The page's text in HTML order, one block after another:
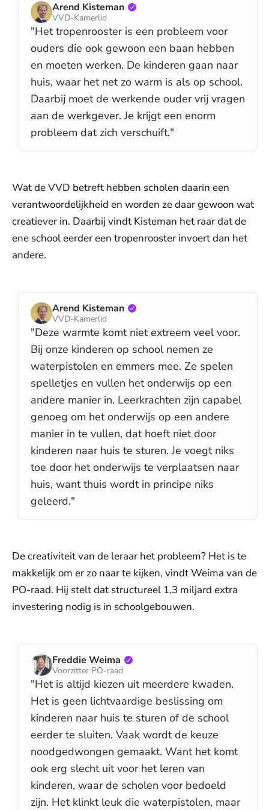
Arend Kisteman
VVD-Kamerlid
"Het tropenrooster is een probleem voor
ouders die ook gewoon een baan hebben
en moeten werken. De kinderen gaan naar
huis, waar het net zo warm is als op school.
Daarbij moet de werkende ouder vrij vragen
aan de werkgever. Je krijgt een enorm
probleem dat zich verschuift."
Wat de VVD betreft hebben scholen daarin een
verantwoordelijkheid en worden ze daar gewoon wat
creatiever in. Daarbij vindt Kisteman het raar dat de
ene school eerder een tropenrooster invoert dan het
andere.
Arend Kisteman
VVD-Kamerlid
"Deze warmte komt niet extreem veel voor.
Bij onze kinderen op school nemen ze
waterpistolen en emmers mee. Ze spelen
spelletjes en vullen het onderwijs op een
andere manier in. Leerkrachten zijn capabel
genoeg om het onderwijs op een andere
manier in te vullen, dat hoeft niet door
kinderen naar huis te sturen. Je voegt niks
toe door het onderwijs te verplaatsen naar
huis, want thuis wordt in principe niks
geleerd."
De creativiteit van de leraar het probleem? Het is te
makkelijk om er zo naar te kijken, vindt Weima van de
PO-raad. Hij stelt dat structureel 1,3 miljard extra
investering nodig is in schoolgebouwen.
Freddie Weima
Voorzitter PO-raad
"Het is altijd kiezen uit meerdere kwaden.
Het is geen lichtvaardige beslissing om
kinderen naar huis te sturen of de school
eerder te sluiten. Vaak wordt de keuze
noodgedwongen gemaakt. Want het komt
ook erg slecht uit voor het leren van
kinderen, waar de scholen voor bedoeld
zijn. Het klinkt leuk die waterpistolen, maar